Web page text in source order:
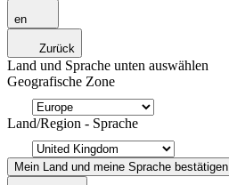
en
Zurück
Land und Sprache unten auswählen
Geografische Zone
Land/Region - Sprache
Mein Land und meine Sprache bestätigen